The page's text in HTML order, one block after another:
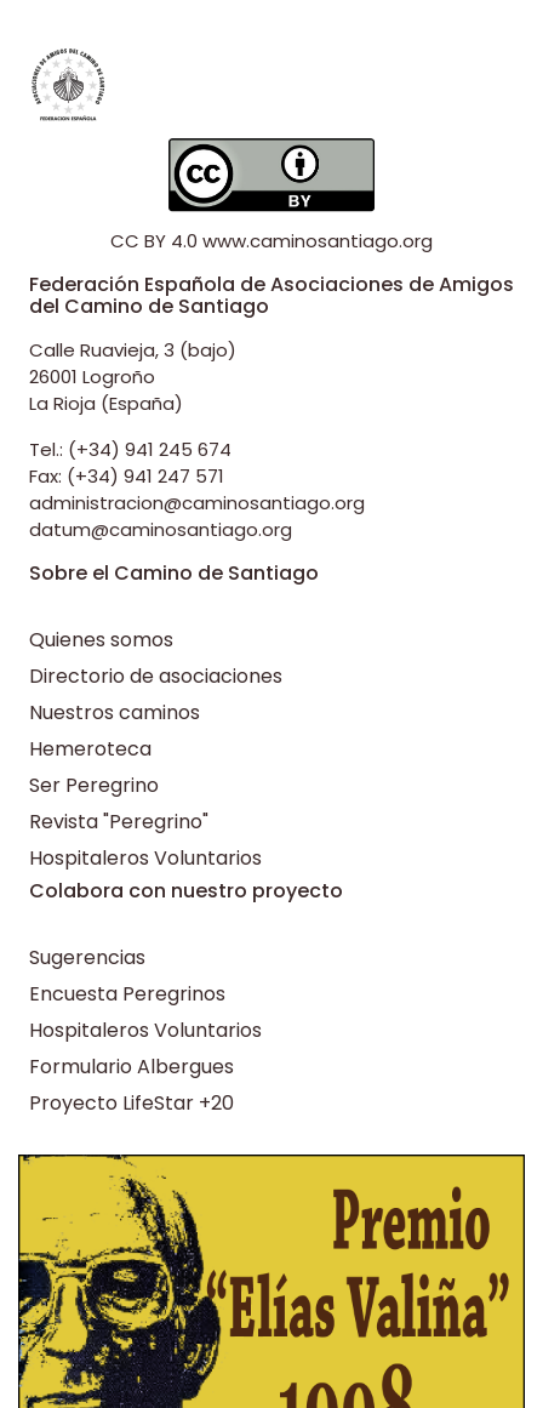
CC BY 4.0 www.caminosantiago.org
Federación Española de Asociaciones de Amigos
del Camino de Santiago
Calle Ruavieja, 3 (bajo)
26001 Logroño
La Rioja (España)
Tel.: (+34) 941 245 674
Fax: (+34) 941 247 571
administracion@caminosantiago.org
datum@caminosantiago.org
Sobre el Camino de Santiago
Quienes somos
Directorio de asociaciones
Nuestros caminos
Hemeroteca
Ser Peregrino
Revista "Peregrino"
Hospitaleros Voluntarios
Colabora con nuestro proyecto
Sugerencias
Encuesta Peregrinos
Hospitaleros Voluntarios
Formulario Albergues
Proyecto LifeStar +20